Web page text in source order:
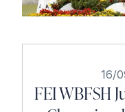
16/
FEI WBFSH